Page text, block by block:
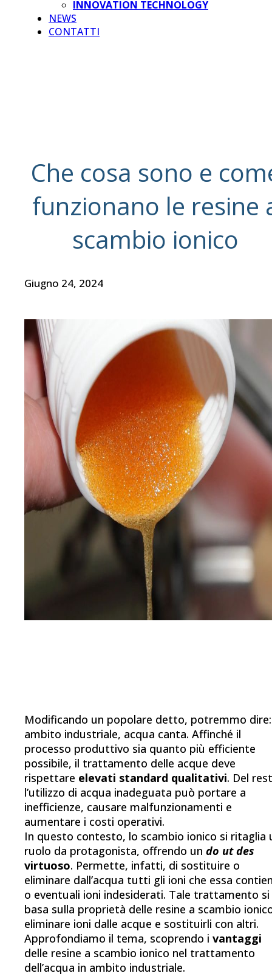
INNOVATION TECHNOLOGY
NEWS
CONTATTI
Che cosa sono e
funzionano le resine
scambio ionico
Giugno 24, 2024
Modificando un popolare detto, potremmo
ambito industriale, acqua canta. Affinché il
processo produttivo sia quanto più efficiente
possibile, il trattamento delle acque deve
rispettare elevati standard qualitativi. Del
l’utilizzo di acqua inadeguata può portare a
inefficienze, causare malfunzionamenti e
aumentare i costi operativi.
In questo contesto, lo scambio ionico si ritaglia
ruolo da protagonista, offrendo un do ut des
virtuoso. Permette, infatti, di sostituire o
eliminare dall’acqua tutti gli ioni che essa
o eventuali ioni indesiderati. Tale trattamento si
basa sulla proprietà delle resine a scambio
eliminare ioni dalle acque e sostituirli con altri.
Approfondiamo il tema, scoprendo i vantaggi
delle resine a scambio ionico nel trattamento
dell’acqua in ambito industriale.